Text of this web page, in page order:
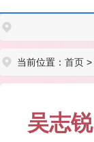
当前位置： 首页 >
吴志锐